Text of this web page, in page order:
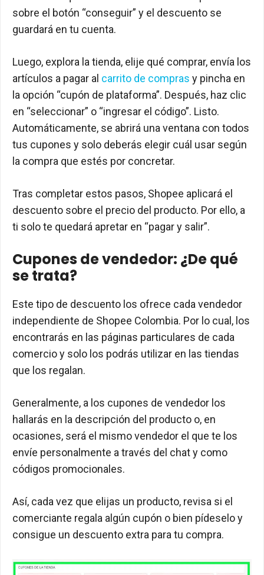
sobre el botón “conseguir” y el descuento se
guardará en tu cuenta.
Luego, explora la tienda, elije qué comprar, envía los
artículos a pagar al carrito de compras y pincha en
la opción “cupón de plataforma”. Después, haz clic
en “seleccionar” o “ingresar el código”. Listo.
Automáticamente, se abrirá una ventana con todos
tus cupones y solo deberás elegir cuál usar según
la compra que estés por concretar.
Tras completar estos pasos, Shopee aplicará el
descuento sobre el precio del producto. Por ello, a
ti solo te quedará apretar en “pagar y salir”.
Cupones de vendedor: ¿De qué
se trata?
Este tipo de descuento los ofrece cada vendedor
independiente de Shopee Colombia. Por lo cual, los
encontrarás en las páginas particulares de cada
comercio y solo los podrás utilizar en las tiendas
que los regalan.
Generalmente, a los cupones de vendedor los
hallarás en la descripción del producto o, en
ocasiones, será el mismo vendedor el que te los
envíe personalmente a través del chat y como
códigos promocionales.
Así, cada vez que elijas un producto, revisa si el
comerciante regala algún cupón o bien pídeselo y
consigue un descuento extra para tu compra.